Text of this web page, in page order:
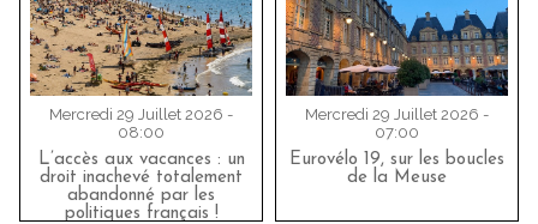
Mercredi 29 Juillet 2026 -
08:00
L’accès aux vacances : un
droit inachevé totalement
abandonné par les
politiques français !
Mercredi 29 Juillet 2026 -
07:00
Eurovélo 19, sur les boucles
de la Meuse